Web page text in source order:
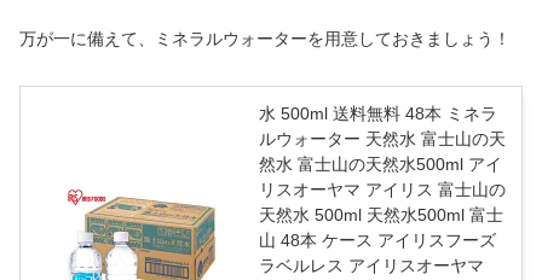
万が一に備えて、ミネラルウォーターを用意しておきましょう！
水 500ml 送料無料 48本 ミネラ
ルウォーター 天然水 富士山の天
然水 富士山の天然水500ml アイ
リスオーヤマ アイリス 富士山の
天然水 500ml 天然水500ml 富士
山 48本 ケース アイリスフーズ
ラベルレス アイリスオーヤマ